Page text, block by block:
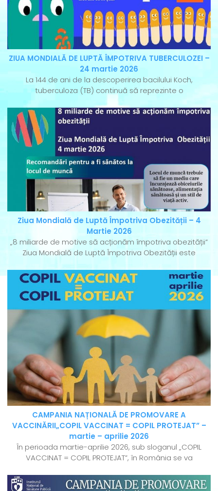
ZIUA MONDIALĂ DE LUPTĂ ÎMPOTRIVA TUBERCULOZEI –
24 martie 2026
La 144 de ani de la descoperirea bacilului Koch,
tuberculoza (TB) continuă să reprezinte o
Ziua Mondială de Luptă Împotriva Obezității – 4
Martie 2026
„8 miliarde de motive să acționăm împotriva obezității”
Ziua Mondială de Luptă Împotriva Obezității este
CAMPANIA NAȚIONALĂ DE PROMOVARE A
VACCINĂRII„COPIL VACCINAT = COPIL PROTEJAT” –
martie – aprilie 2026
În perioada martie-aprilie 2026, sub sloganul „COPIL
VACCINAT = COPIL PROTEJAT”, în România se va